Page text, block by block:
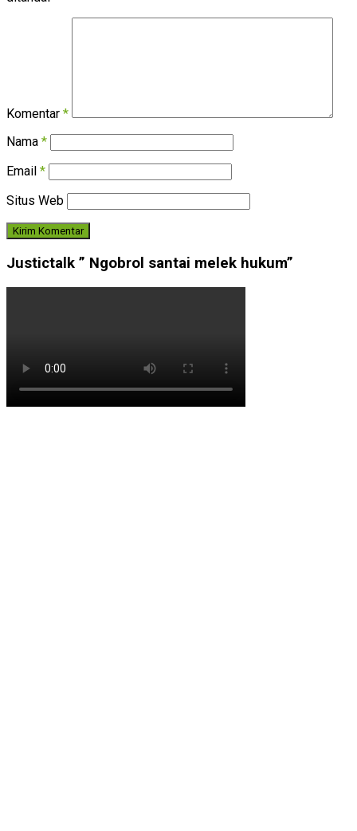
Komentar *
Nama *
Email *
Situs Web
Justictalk ” Ngobrol santai melek hukum”